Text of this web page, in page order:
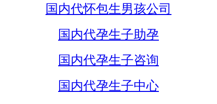
国内代怀包生男孩公司
国内代孕生子助孕
国内代孕生子咨询
国内代孕生子中心